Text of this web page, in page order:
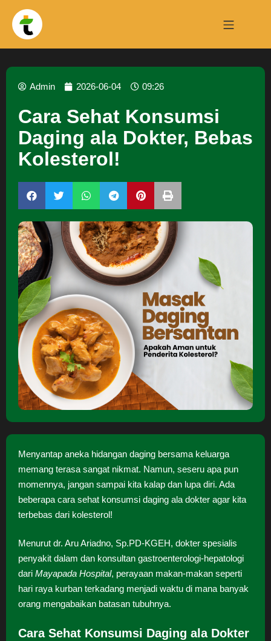
Admin 2026-06-04 09:26
Cara Sehat Konsumsi
Daging ala Dokter, Bebas
Kolesterol!
Menyantap aneka hidangan daging bersama keluarga
memang terasa sangat nikmat. Namun, seseru apa pun
momennya, jangan sampai kita kalap dan lupa diri. Ada
beberapa cara sehat konsumsi daging ala dokter agar kita
terbebas dari kolesterol!
Menurut dr. Aru Ariadno, Sp.PD-KGEH, dokter spesialis
penyakit dalam dan konsultan gastroenterologi-hepatologi
dari Mayapada Hospital, perayaan makan-makan seperti
hari raya kurban terkadang menjadi waktu di mana banyak
orang mengabaikan batasan tubuhnya.
Cara Sehat Konsumsi Daging ala Dokter